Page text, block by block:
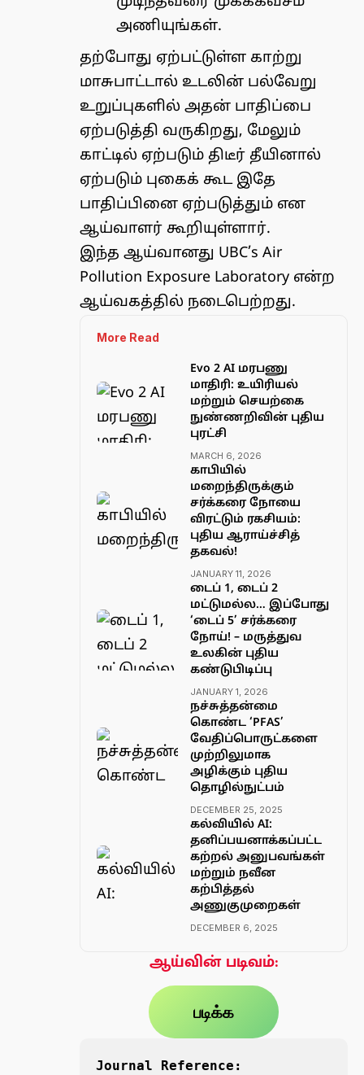
அணியுங்கள்.
தற்போது ஏற்பட்டுள்ள காற்று
மாசுபாட்டால் உடலின் பல்வேறு
உறுப்புகளில் அதன் பாதிப்பை
ஏற்படுத்தி வருகிறது, மேலும்
காட்டில் ஏற்படும் திடீர் தீயினால்
ஏற்படும் புகைக் கூட இதே
பாதிப்பினை ஏற்படுத்தும் என
ஆய்வாளர் கூறியுள்ளார்.
இந்த ஆய்வானது UBC’s Air
Pollution Exposure Laboratory என்ற
ஆய்வகத்தில் நடைபெற்றது.
More Read
Evo 2 AI மரபணு
மாதிரி: உயிரியல்
மற்றும் செயற்கை
நுண்ணறிவின் புதிய
புரட்சி
MARCH 6, 2026
காபியில்
மறைந்திருக்கும்
சர்க்கரை நோயை
விரட்டும் ரகசியம்:
புதிய ஆராய்ச்சித்
தகவல்!
JANUARY 11, 2026
டைப் 1, டைப் 2
மட்டுமல்ல… இப்போது
‘டைப் 5’ சர்க்கரை
நோய்! – மருத்துவ
உலகின் புதிய
கண்டுபிடிப்பு
JANUARY 1, 2026
நச்சுத்தன்மை
கொண்ட ‘PFAS’
வேதிப்பொருட்களை
முற்றிலுமாக
அழிக்கும் புதிய
தொழில்நுட்பம்
DECEMBER 25, 2025
கல்வியில் AI:
தனிப்பயனாக்கப்பட்ட
கற்றல் அனுபவங்கள்
மற்றும் நவீன
கற்பித்தல்
அணுகுமுறைகள்
DECEMBER 6, 2025
ஆய்வின் படிவம்:
படிக்க
Journal Reference: